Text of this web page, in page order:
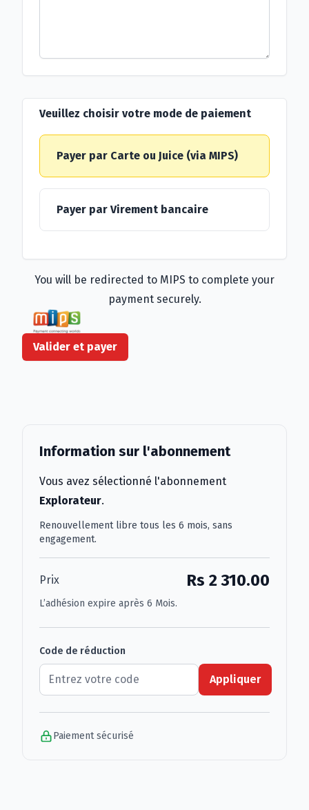
Veuillez choisir votre mode de paiement
Payer par Carte ou Juice (via MIPS)
Payer par Virement bancaire
You will be redirected to MIPS to complete your
payment securely.
Information sur l'abonnement
Vous avez sélectionné l'abonnement
Explorateur.
Renouvellement libre tous les 6 mois, sans
engagement.
Prix Rs 2 310.00
L’adhésion expire après 6 Mois.
Code de réduction
Appliquer
Paiement sécurisé